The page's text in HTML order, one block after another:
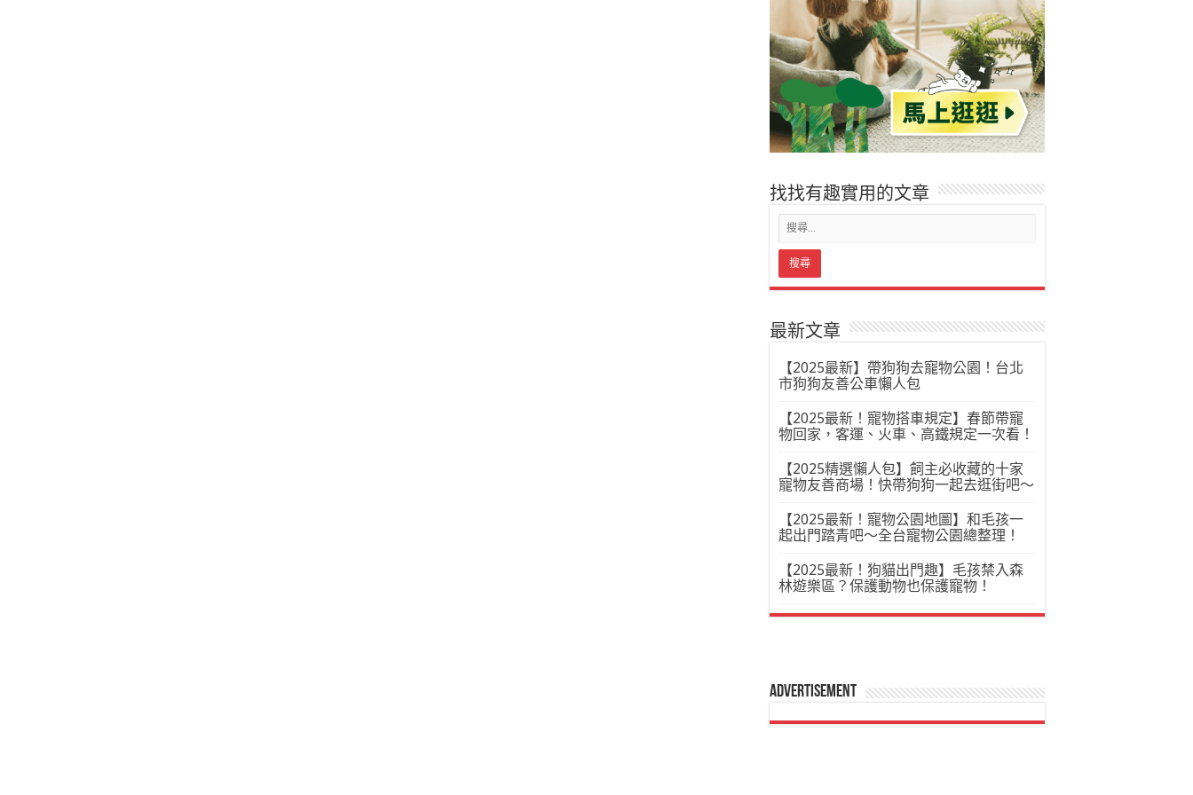
找找有趣實用的文章
最新文章
【2025最新】帶狗狗去寵物公園！台北
市狗狗友善公車懶人包
【2025最新！寵物搭車規定】春節帶寵
物回家，客運、火車、高鐵規定一次看！
【2025精選懶人包】飼主必收藏的十家
寵物友善商場！快帶狗狗一起去逛街吧～
【2025最新！寵物公園地圖】和毛孩一
起出門踏青吧～全台寵物公園總整理！
【2025最新！狗貓出門趣】毛孩禁入森
林遊樂區？保護動物也保護寵物！
Advertisement